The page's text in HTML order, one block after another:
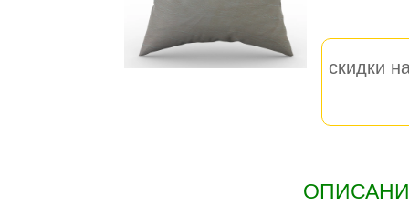
скидки